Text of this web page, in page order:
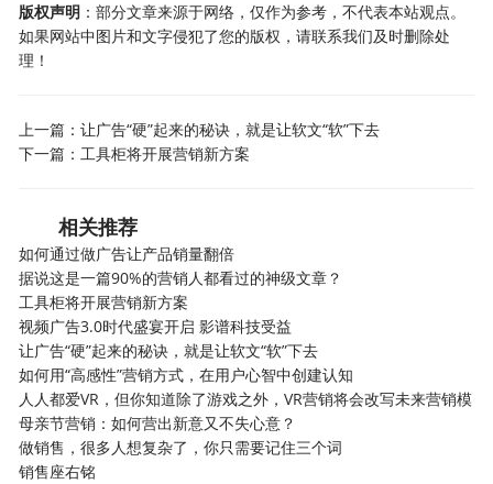
版权声明 ：部分文章来源于网络，仅作为参考，不代表本站观点。
如果网站中图片和文字侵犯了您的版权，请联系我们及时删除处
理！
上一篇：让广告“硬”起来的秘诀，就是让软文“软”下去
下一篇：工具柜将开展营销新方案
相关推荐
如何通过做广告让产品销量翻倍
据说这是一篇90%的营销人都看过的神级文章？
工具柜将开展营销新方案
视频广告3.0时代盛宴开启 影谱科技受益
让广告“硬”起来的秘诀，就是让软文“软”下去
如何用“高感性”营销方式，在用户心智中创建认知
人人都爱VR，但你知道除了游戏之外，VR营销将会改写未来营销模
母亲节营销：如何营出新意又不失心意？
做销售，很多人想复杂了，你只需要记住三个词
销售座右铭